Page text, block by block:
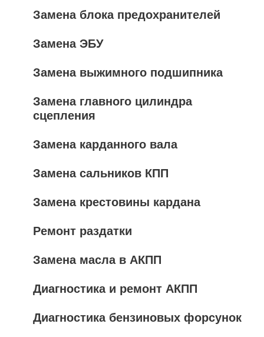
Замена блока предохранителей
Замена ЭБУ
Замена выжимного подшипника
Замена главного цилиндра
сцепления
Замена карданного вала
Замена сальников КПП
Замена крестовины кардана
Ремонт раздатки
Замена масла в АКПП
Диагностика и ремонт АКПП
Диагностика бензиновых форсунок